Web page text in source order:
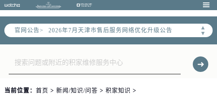

官网公告>
▲
▼
2026年7月天津市售后服务网络优化升级公告
2026年7月天津市官方售后客户服务热线：
2026年7月售后服务中心最新网点地址：
天津市和平区赤峰道136号天津国际金融中心写字楼26层2603室（需提前预约）
当前位置： 首页 > 新闻/知识/问答 > 积家知识 >